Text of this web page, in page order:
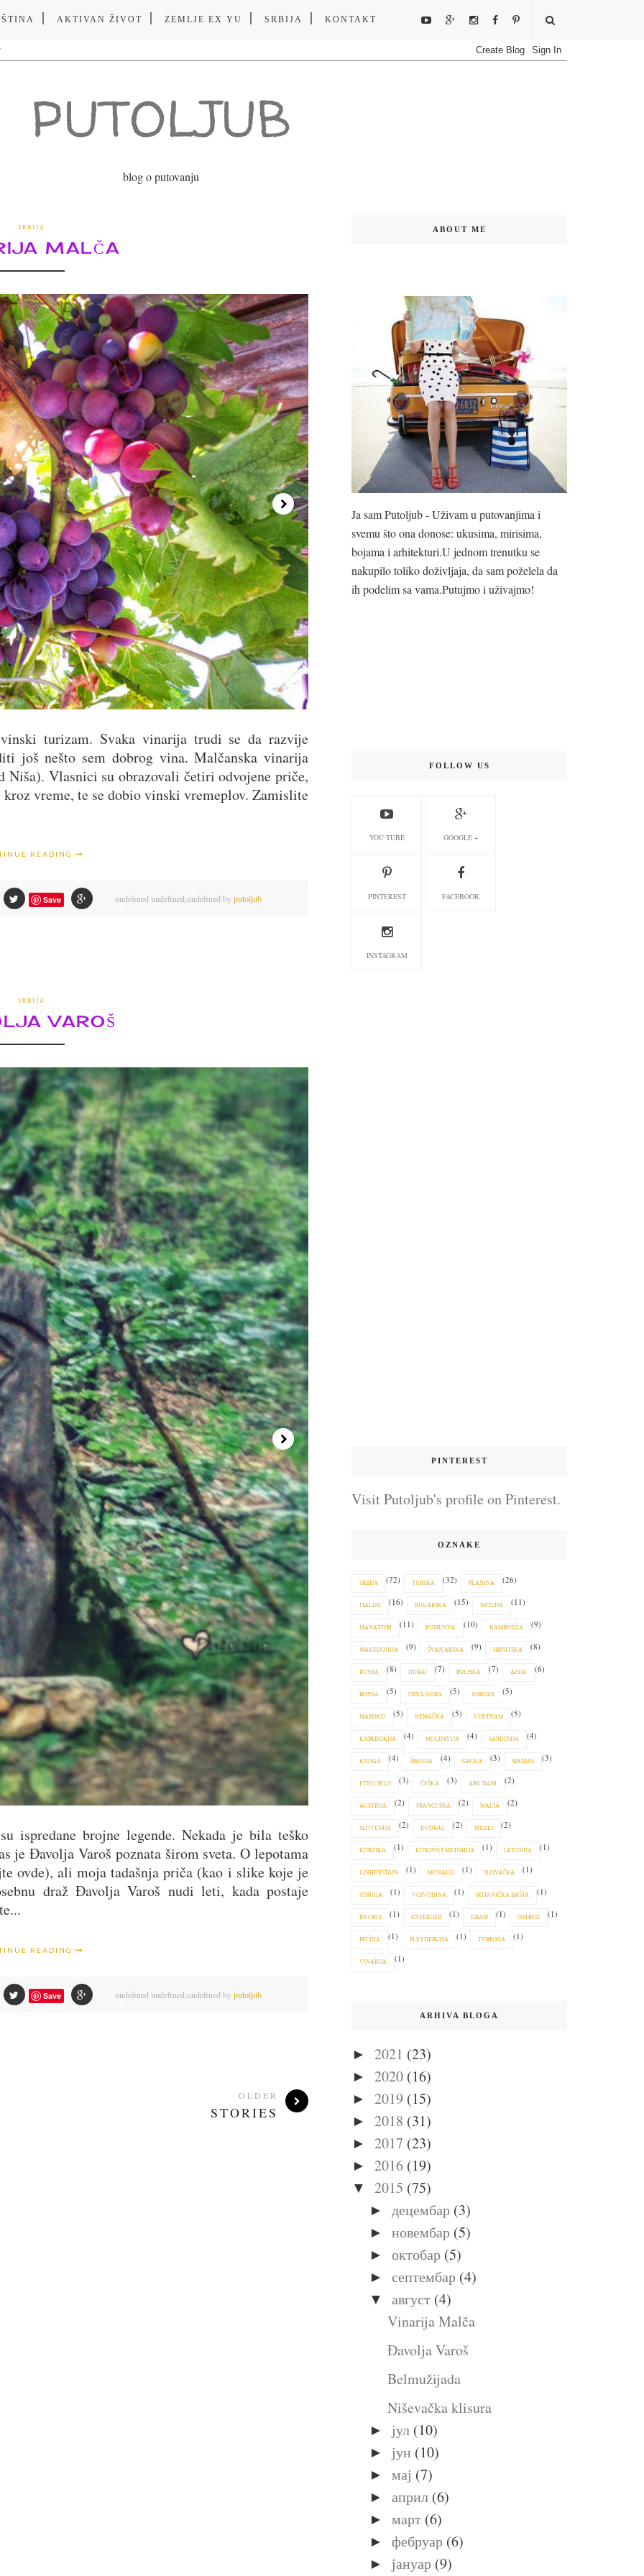
AKTIVAN ŽIVOT ZEMLJE EX YU SRBIJA KONTAKT
PUTOLJUB
blog o putovanju
SRBIJA
MALČA
turizam. Svaka vinarija trudi se da razvije
još nešto sem dobrog vina. Malčanska vinarija
Vlasnici su obrazovali četiri odvojene priče,
vreme, te se dobio vinski vremeplov. Zamislite
READING
Save undefined undefined, undefined byputoljub
SRBIJA
VAROŠ
brojne legende. Nekada je bila teško
je Đavolja Varoš poznata širom sveta. O lepotama
ovde), ali moja tadašnja priča (kao i slike koje je
draž Đavolja Varoš nudi leti, kada postaje
READING
Save undefined undefined, undefined byputoljub
OLDER
STORIES
ABOUT ME
Ja sam Putoljub - Uživam u putovanjima i
svemu što ona donose: ukusima, mirisima,
bojama i arhitekturi.U jednom trenutku se
nakupilo toliko doživljaja, da sam poželela da
ih podelim sa vama.Putujmo i uživajmo!
FOLLOW US
YOU TUBE GOOGLE +
PINTEREST FACEBOOK
INSTAGRAM
PINTEREST
Visit Putoljub's profile on Pinterest.
OZNAKE
SRBIJA (72) TURSKA (32) PLANINA (26)
ITALIJA (16) BUGARSKA (15) SICILIJA (11)
MANASTIRI (11) RUMUNIJA (10) KAMBODŽA (9)
MAKEDONIJA (9) ŠVAJCARSKA (9) HRVATSKA (8)
RUSIJA (8) DUBAI (7) POLJSKA (7) AZIJA (6)
BOSNA (5) CRNA GORA (5) JORDAN (5)
MAROKO (5) NEMAČKA (5) VIJETNAM (5)
KAPADOKIJA (4) MOLDAVIJA (4) SARDINIJA (4)
KNJIGA (4) ŠPANIJA (4) GRCKA (3) SPANIJA (3)
ETNO SELO (3) ČEŠKA (3) ABU DABI (2)
AUSTRIJA (2) FRANCUSKA (2) MALTA (2)
SLOVENIJA (2) DVORAC (2) MUZEJ (2)
KORZIKA (1) KOSOVO I METOHIJA (1) LETONIJA (1)
LINHENSTAJN (1) MONAKO (1) SLOVAČKA (1)
STRUGA (1) VOJVODINA (1) BOTANIČKA BAŠTA (1)
DVORCI (1) ENTERIJER (1) HRAM (1) OSTRVO (1)
PEĆINA (1) PLES DERVISA (1) TVRĐAVA (1)
VINARIJA (1)
ARHIVA BLOGA
► 2021 (23)
► 2020 (16)
► 2019 (15)
► 2018 (31)
► 2017 (23)
► 2016 (19)
▼ 2015 (75)
► децембар (3)
► новембар (5)
► октобар (5)
► септембар (4)
▼ август (4)
Vinarija Malča
Đavolja Varoš
Belmužijada
Niševačka klisura
► јул (10)
► јун (10)
► мај (7)
► април (6)
► март (6)
► фебруар (6)
► јануар (9)